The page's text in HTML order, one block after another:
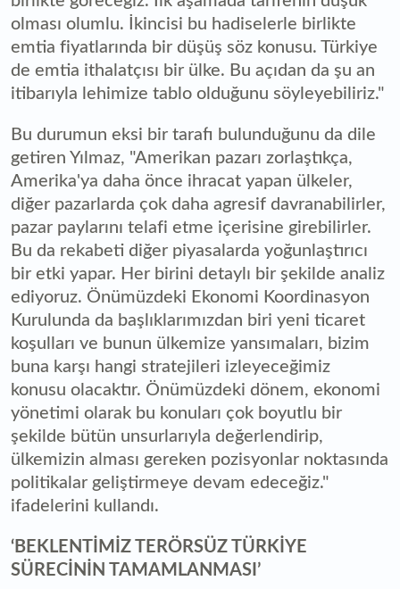
olması olumlu. İkincisi bu hadiselerle birlikte
emtia fiyatlarında bir düşüş söz konusu. Türkiye
de emtia ithalatçısı bir ülke. Bu açıdan da şu an
itibarıyla lehimize tablo olduğunu söyleyebiliriz."
Bu durumun eksi bir tarafı bulunduğunu da dile
getiren Yılmaz, "Amerikan pazarı zorlaştıkça,
Amerika'ya daha önce ihracat yapan ülkeler,
diğer pazarlarda çok daha agresif davranabilirler,
pazar paylarını telafi etme içerisine girebilirler.
Bu da rekabeti diğer piyasalarda yoğunlaştırıcı
bir etki yapar. Her birini detaylı bir şekilde analiz
ediyoruz. Önümüzdeki Ekonomi Koordinasyon
Kurulunda da başlıklarımızdan biri yeni ticaret
koşulları ve bunun ülkemize yansımaları, bizim
buna karşı hangi stratejileri izleyeceğimiz
konusu olacaktır. Önümüzdeki dönem, ekonomi
yönetimi olarak bu konuları çok boyutlu bir
şekilde bütün unsurlarıyla değerlendirip,
ülkemizin alması gereken pozisyonlar noktasında
politikalar geliştirmeye devam edeceğiz."
ifadelerini kullandı.
‘BEKLENTİMİZ TERÖRSÜZ TÜRKİYE
SÜRECİNİN TAMAMLANMASI’